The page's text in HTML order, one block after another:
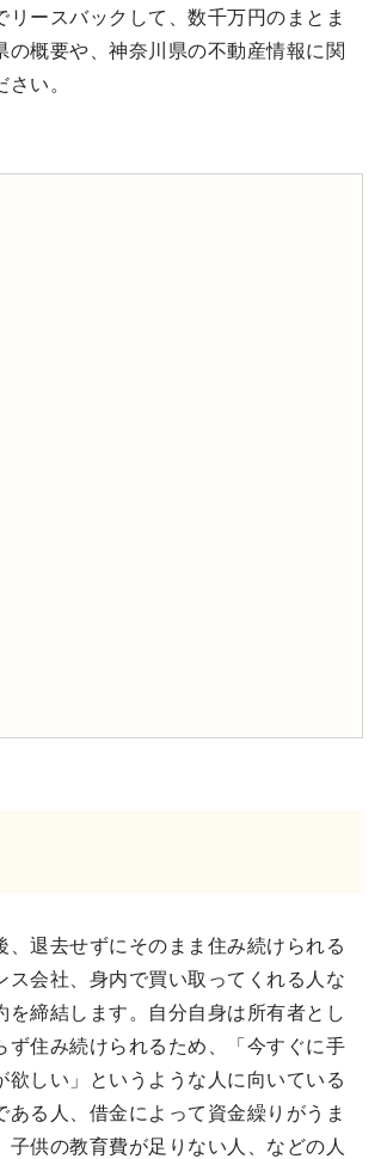
ースバックして、数千万円のまとま
概要や、神奈川県の不動産情報に関
い。
退去せずにそのまま住み続けられる
会社、身内で買い取ってくれる人な
締結します。自分自身は所有者とし
住み続けられるため、「今すぐに手
しい」というような人に向いている
る人、借金によって資金繰りがうま
供の教育費が足りない人、などの人